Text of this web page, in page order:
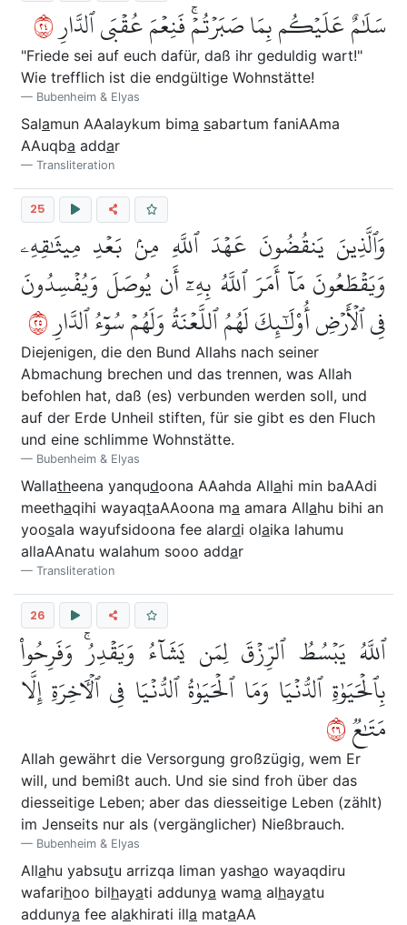
سَلَٰمٌ عَلَيۡكُم بِمَا صَبَرۡتُمۡۚ فَنِعۡمَ عُقۡبَى ٱلدَّارِ٤٢
"Friede sei auf euch dafür, daß ihr geduldig wart!"
Wie trefflich ist die endgültige Wohnstätte!
Bubenheim & Elyas
Salamun AAalaykum bima sabartum faniAAma
AAuqba addar
Transliteration
25
وَٱلَّذِينَ يَنقُضُونَ عَهۡدَ ٱللَّهِ مِنۢ بَعۡدِ مِيثَٰقِهِۦ
وَيَقۡطَعُونَ مَآ أَمَرَ ٱللَّهُ بِهِۦٓ أَن يُوصَلَ وَيُفۡسِدُونَ
فِي ٱلۡأَرۡضِ أُوْلَٰٓئِكَ لَهُمُ ٱللَّعۡنَةُ وَلَهُمۡ سُوٓءُ ٱلدَّارِ٥٢
Diejenigen, die den Bund Allahs nach seiner
Abmachung brechen und das trennen, was Allah
befohlen hat, daß (es) verbunden werden soll, und
auf der Erde Unheil stiften, für sie gibt es den Fluch
und eine schlimme Wohnstätte.
Bubenheim & Elyas
Wallatheena yanqudoona AAahda Allahi min baAAdi
meethaqihi wayaqtaAAoona ma amara Allahu bihi an
yoosala wayufsidoona fee alardi olaika lahumu
allaAAnatu walahum sooo addar
Transliteration
26
ٱللَّهُ يَبۡسُطُ ٱلرِّزۡقَ لِمَن يَشَآءُ وَيَقۡدِرُۚ وَفَرِحُواْ
بِٱلۡحَيَوٰةِ ٱلدُّنۡيَا وَمَا ٱلۡحَيَوٰةُ ٱلدُّنۡيَا فِي ٱلۡأٓخِرَةِ إِلَّا
مَتَٰعٞ٦٢
Allah gewährt die Versorgung großzügig, wem Er
will, und bemißt auch. Und sie sind froh über das
diesseitige Leben; aber das diesseitige Leben (zählt)
im Jenseits nur als (vergänglicher) Nießbrauch.
Bubenheim & Elyas
Allahu yabsutu arrizqa liman yashao wayaqdiru
wafarihoo bilhayati addunya wama alhayatu
addunya fee alakhirati illa mataAA